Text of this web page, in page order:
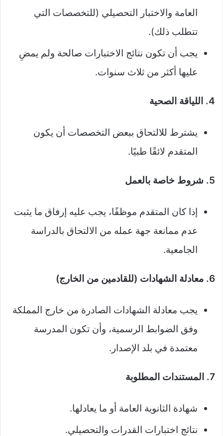
العامة والاختبار التحصيلي (للتخصصات التي
تتطلب ذلك).
يجب أن تكون نتائج الاختبارات صالحة ولم يمضِ
عليها أكثر من ثلاث سنوات.
4. اللياقة الصحية
يشترط للالتحاق ببعض التخصصات أن يكون
المتقدم لائقًا طبيًا.
5. شروط خاصة بالعمل
إذا كان المتقدم موظفًا، يجب عليه إرفاق ما يثبت
عدم ممانعة جهة عمله من الالتحاق بالدراسة
الجامعية.
6. معادلة الشهادات (للقادمين من الخارج)
يجب معادلة الشهادات الصادرة من خارج المملكة
وفق الضوابط الرسمية، وأن تكون المدرسة
معتمدة في بلد الإصدار.
7. المستندات المطلوبة
شهادة الثانوية العامة أو ما يعادلها.
نتائج اختبارات القدرات والتحصيلي.